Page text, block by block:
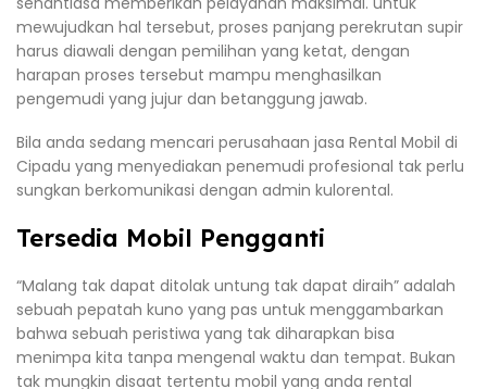
mewujudkan hal tersebut, proses panjang perekrutan supir
harus diawali dengan pemilihan yang ketat, dengan
harapan proses tersebut mampu menghasilkan
pengemudi yang jujur dan betanggung jawab.
Bila anda sedang mencari perusahaan jasa Rental Mobil di
Cipadu yang menyediakan penemudi profesional tak perlu
sungkan berkomunikasi dengan admin kulorental.
Tersedia Mobil Pengganti
“Malang tak dapat ditolak untung tak dapat diraih” adalah
sebuah pepatah kuno yang pas untuk menggambarkan
bahwa sebuah peristiwa yang tak diharapkan bisa
menimpa kita tanpa mengenal waktu dan tempat. Bukan
tak mungkin disaat tertentu mobil yang anda rental